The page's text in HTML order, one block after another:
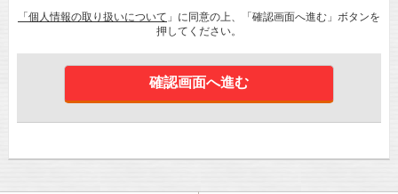
「個人情報の取り扱いについて 」に同意の上、「確認画面へ進む」ボタンを
押してください。